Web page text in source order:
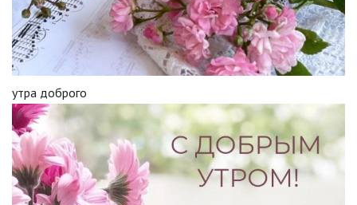
утра доброго